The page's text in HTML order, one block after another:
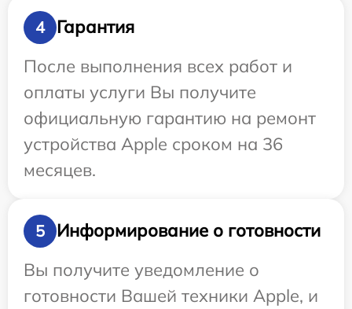
4
Гарантия
После выполнения всех работ и
оплаты услуги Вы получите
официальную гарантию на ремонт
устройства Apple сроком на 36
месяцев.
5
Информирование о готовности
Вы получите уведомление о
готовности Вашей техники Apple, и